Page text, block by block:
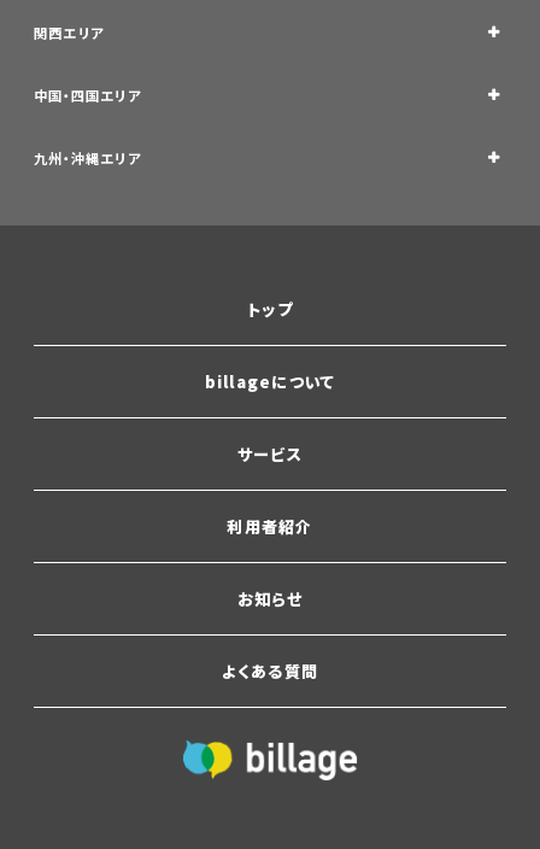
関西エリア
中国・四国エリア
九州・沖縄エリア
トップ
billageについて
サービス
利用者紹介
お知らせ
よくある質問